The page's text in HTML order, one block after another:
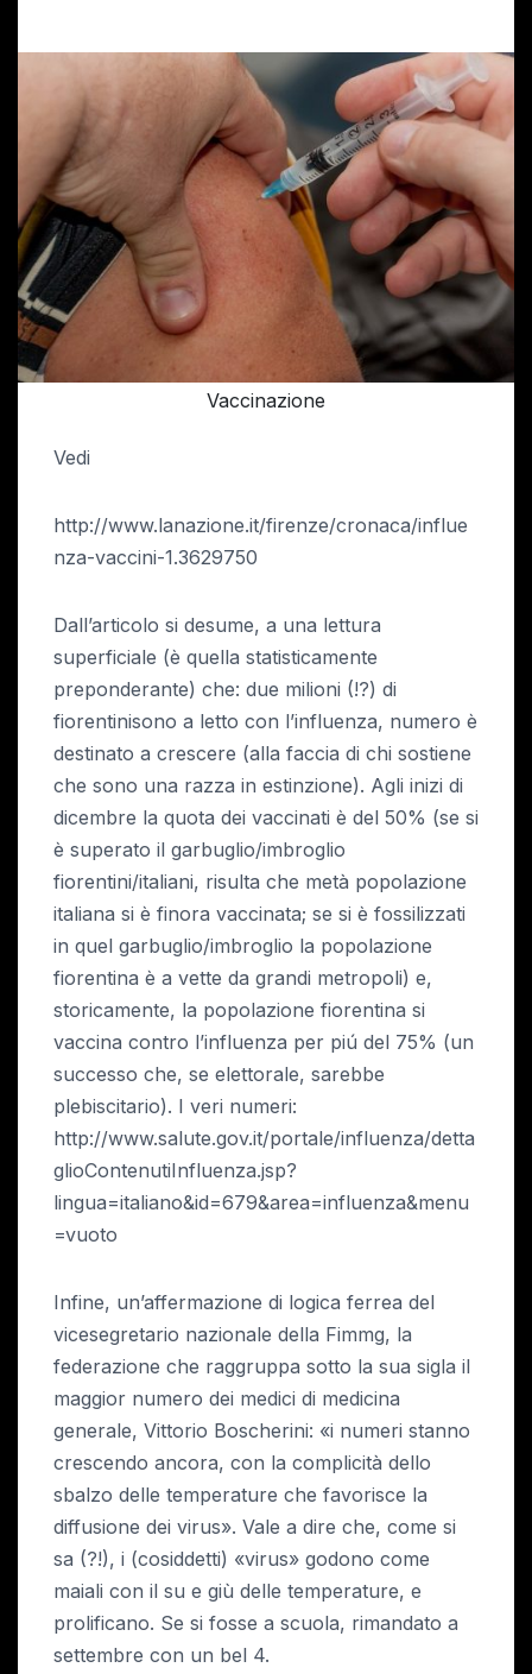
Vaccinazione
Vedi
http://www.lanazione.it/firenze/cronaca/influe
nza-vaccini-1.3629750
Dall’articolo si desume, a una lettura
superficiale (è quella statisticamente
preponderante) che: due milioni (!?) di
fiorentinisono a letto con l’influenza, numero è
destinato a crescere (alla faccia di chi sostiene
che sono una razza in estinzione). Agli inizi di
dicembre la quota dei vaccinati è del 50% (se si
è superato il garbuglio/imbroglio
fiorentini/italiani, risulta che metà popolazione
italiana si è finora vaccinata; se si è fossilizzati
in quel garbuglio/imbroglio la popolazione
fiorentina è a vette da grandi metropoli) e,
storicamente, la popolazione fiorentina si
vaccina contro l’influenza per piú del 75% (un
successo che, se elettorale, sarebbe
plebiscitario). I veri numeri:
http://www.salute.gov.it/portale/influenza/detta
glioContenutiInfluenza.jsp?
lingua=italiano&id=679&area=influenza&menu
=vuoto
Infine, un’affermazione di logica ferrea del
vicesegretario nazionale della Fimmg, la
federazione che raggruppa sotto la sua sigla il
maggior numero dei medici di medicina
generale, Vittorio Boscherini: «i numeri stanno
crescendo ancora, con la complicità dello
sbalzo delle temperature che favorisce la
diffusione dei virus». Vale a dire che, come si
sa (?!), i (cosiddetti) «virus» godono come
maiali con il su e giù delle temperature, e
prolificano. Se si fosse a scuola, rimandato a
settembre con un bel 4.